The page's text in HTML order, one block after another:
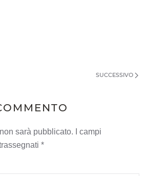
SUCCESSIVO
sarà pubblicato. I campi
*